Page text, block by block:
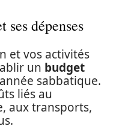
ses dépenses
et vos activités
un budget
sabbatique.
liés au
aux transports,